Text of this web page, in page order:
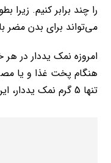
را چند برابر کنیم.
می‌تواند برای بدن
امروزه نمک یددار در
هنگام پخت غذا و یا
تنها 5 گرم نمک یددار، این مشکل را در بدن خود حل کنیم.